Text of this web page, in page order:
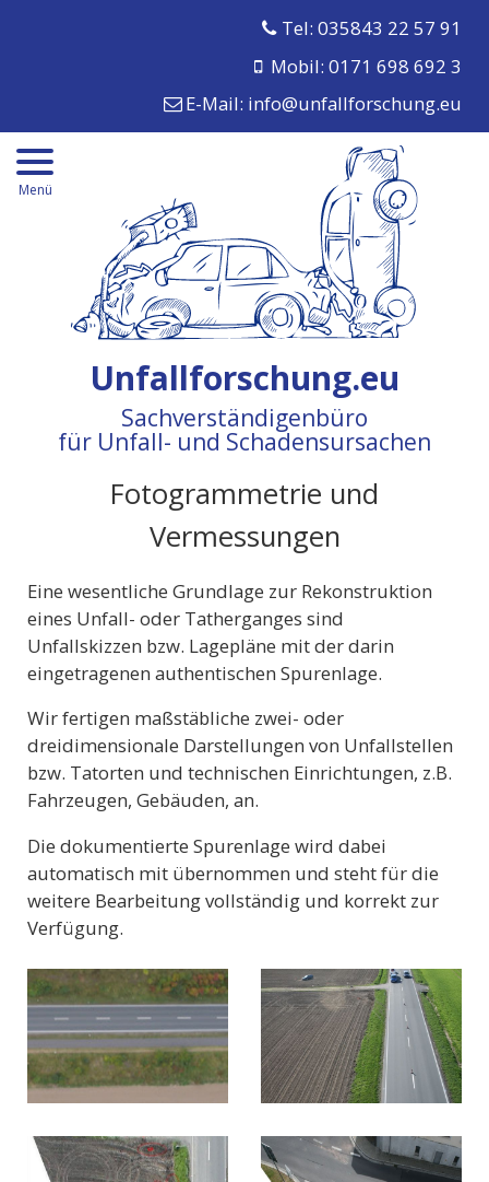
Tel: 035843 22 57 91
Mobil: 0171 698 692 3
E-Mail: info@unfallforschung.eu
Menü
Unfallforschung.eu
Sachverständigenbüro
für Unfall- und Schadensursachen
Fotogrammetrie und
Vermessungen
Eine wesentliche Grundlage zur Rekonstruktion
eines Unfall- oder Tatherganges sind
Unfallskizzen bzw. Lagepläne mit der darin
eingetragenen authentischen Spurenlage.
Wir fertigen maßstäbliche zwei- oder
dreidimensionale Darstellungen von Unfallstellen
bzw. Tatorten und technischen Einrichtungen, z.B.
Fahrzeugen, Gebäuden, an.
Die dokumentierte Spurenlage wird dabei
automatisch mit übernommen und steht für die
weitere Bearbeitung vollständig und korrekt zur
Verfügung.